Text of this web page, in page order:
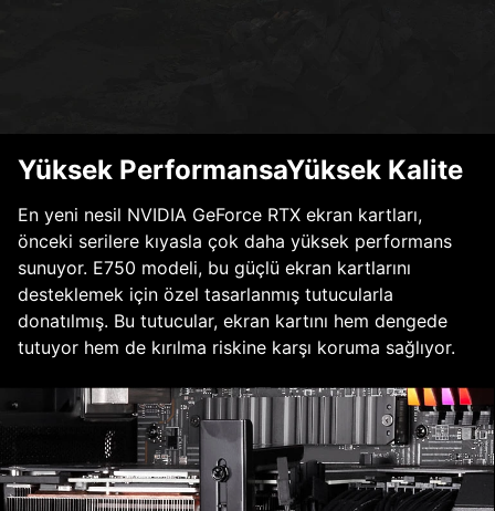
Yüksek PerformansaYüksek Kalite
En yeni nesil NVIDIA GeForce RTX ekran kartları,
önceki serilere kıyasla çok daha yüksek performans
sunuyor. E750 modeli, bu güçlü ekran kartlarını
desteklemek için özel tasarlanmış tutucularla
donatılmış. Bu tutucular, ekran kartını hem dengede
tutuyor hem de kırılma riskine karşı koruma sağlıyor.